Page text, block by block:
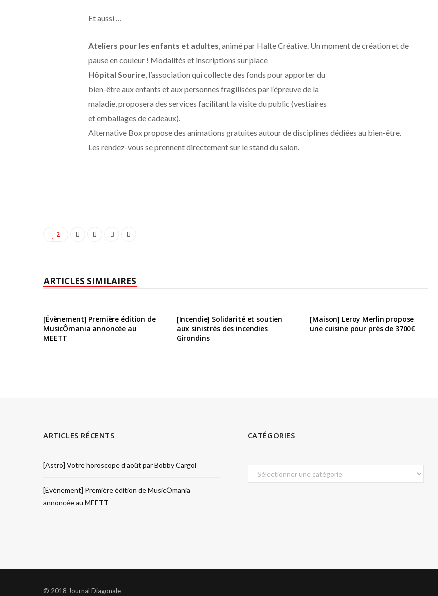
Et aussi …
Ateliers pour les enfants et adultes, animé par Halte Créative. Un moment de création et de
pause en couleur ! Modalités et inscriptions sur place
Hôpital Sourire, l’association qui collecte des fonds pour apporter du
bien-être aux enfants et aux personnes fragilisées par l’épreuve de la
maladie, proposera des services facilitant la visite du public (vestiaires
et emballages de cadeaux).
Alternative Box propose des animations gratuites autour de disciplines dédiées au bien-être.
Les rendez-vous se prennent directement sur le stand du salon.
2
ARTICLES SIMILAIRES
[Évènement] Première édition de
MusicÔmania annoncée au
MEETT
[Incendie] Solidarité et soutien
aux sinistrés des incendies
Girondins
[Maison] Leroy Merlin propose
une cuisine pour près de 3700€
ARTICLES RÉCENTS
[Astro] Votre horoscope d’août par Bobby Cargol
[Évènement] Première édition de MusicÔmania
annoncée au MEETT
CATÉGORIES
Catégories
© 2018 Journal Diagonale